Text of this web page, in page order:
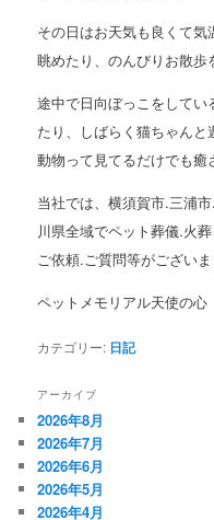
その日はお天気も良くて
眺めたり、のんびりお散歩
途中で日向ぼっこをしてい
たり、しばらく猫ちゃんと
動物って見てるだけでも癒
当社では、横須賀市.三浦
川県全域でペット葬儀.火葬
ご依頼.ご質問等がござい
ペットメモリアル天使の心
カテゴリー: 日記
アーカイブ
2026年8月
2026年7月
2026年6月
2026年5月
2026年4月